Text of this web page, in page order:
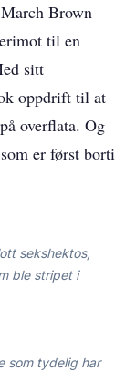
Brown
til en
sitt
oppdrift til at
overflata. Og
er først borti
sekshektos,
ble stripet i
som tydelig har